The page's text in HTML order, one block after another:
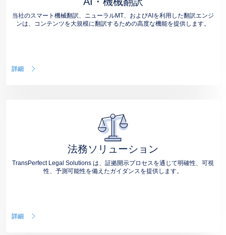
当社のスマート機械翻訳、ニューラルMT、およびAIを利用した翻訳エンジ
ンは、コンテンツを大規模に翻訳するための高度な機能を提供します。
詳細
法務ソリューション
TransPerfect Legal Solutions は、証拠開示プロセスを通じて明確性、可視
性、予測可能性を備えたガイダンスを提供します。
詳細